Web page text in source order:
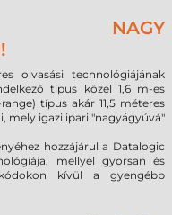
NAGY
olvasási technológiájának
típus közel 1,6 m-es
típus akár 11,5 méteres
mely igazi ipari "nagyágyúvá"
hozzájárul a Datalogic
mellyel gyorsan és
kívül a gyengébb